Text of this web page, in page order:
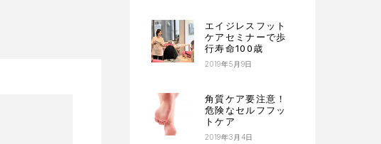
エイジレスフット
ケアセミナーで歩
行寿命100歳
2019年5月9日
角質ケア要注意！
危険なセルフフッ
トケア
2019年3月4日